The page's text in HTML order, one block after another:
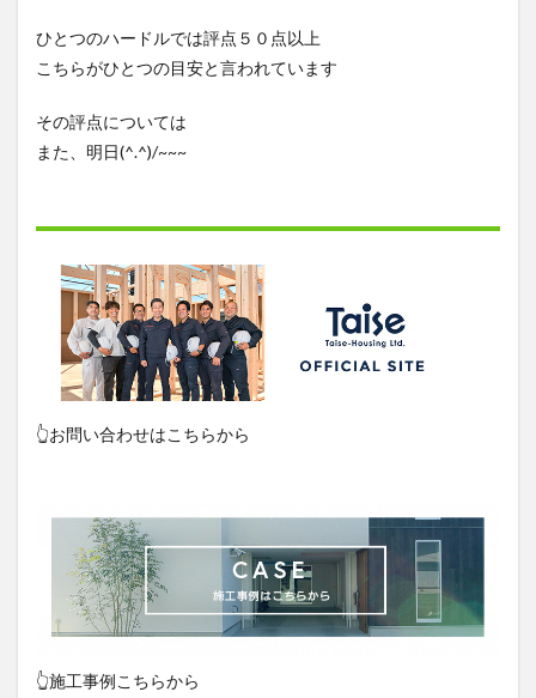
ひとつのハードルでは評点５０点以上
こちらがひとつの目安と言われています
その評点については
また、明日(^.^)/~~~
👆お問い合わせはこちらから
👆施工事例こちらから